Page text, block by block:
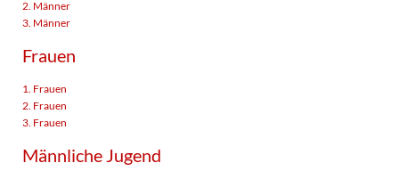
2. Männer
3. Männer
Frauen
1. Frauen
2. Frauen
3. Frauen
Männliche Jugend